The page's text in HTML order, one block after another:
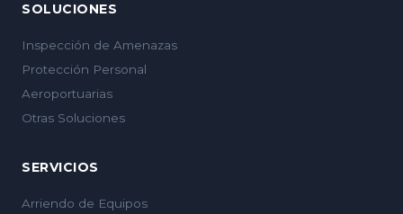
SOLUCIONES
Inspección de Amenazas
Protección Personal
Aeroportuarias
Otras Soluciones
SERVICIOS
Arriendo de Equipos